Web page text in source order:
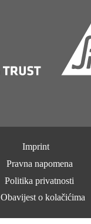
Imprint
Pravna napomena
Politika privatnosti
Obavijest o kolačićima